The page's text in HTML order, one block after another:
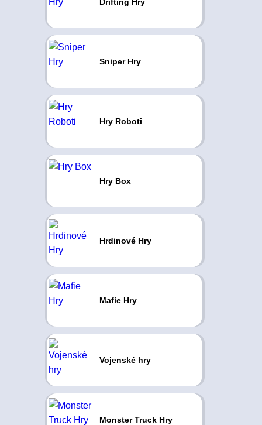
Sniper Hry
Hry Roboti
Hry Box
Hrdinové Hry
Mafie Hry
Vojenské hry
Monster Truck Hry